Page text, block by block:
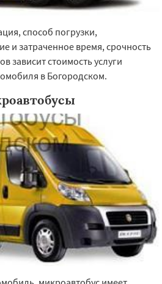
способ погрузки,
и затраченное время, срочность
зависит стоимость услуги
в Богородском.